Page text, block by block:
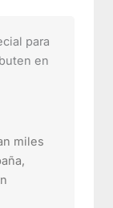
para
en
miles